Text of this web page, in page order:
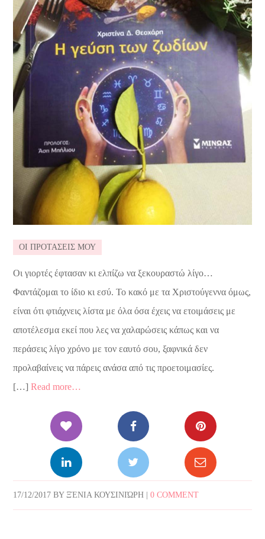
ΟΙ ΠΡΟΤΑΣΕΙΣ ΜΟΥ
Οι γιορτές έφτασαν κι ελπίζω να ξεκουραστώ λίγο…
Φαντάζομαι το ίδιο κι εσύ. Το κακό με τα Χριστούγεννα όμως,
είναι ότι φτιάχνεις λίστα με όλα όσα έχεις να ετοιμάσεις με
αποτέλεσμα εκεί που λες να χαλαρώσεις κάπως και να
περάσεις λίγο χρόνο με τον εαυτό σου, ξαφνικά δεν
προλαβαίνεις να πάρεις ανάσα από τις προετοιμασίες.
[…]Read more…
17/12/2017 BYΞΈΝΙΑ ΚΟΥΣΙΝΙΏΡΗ |0 COMMENT